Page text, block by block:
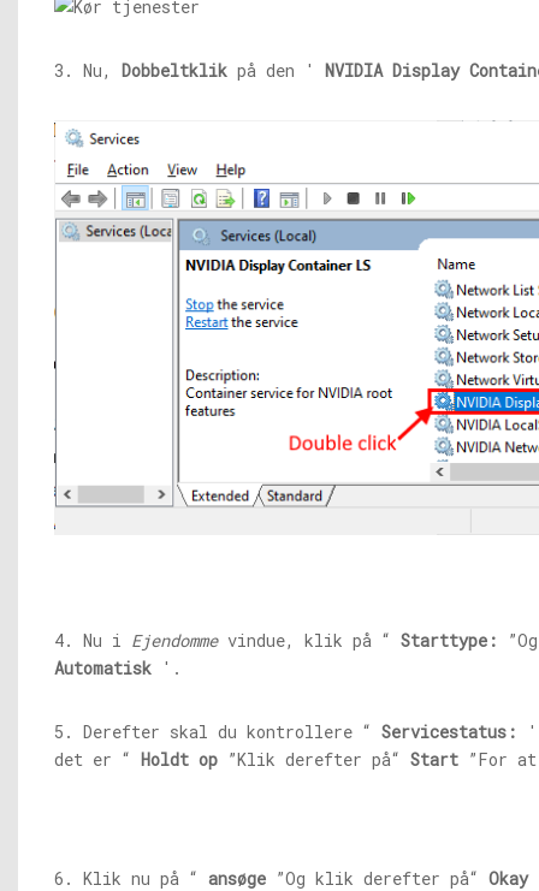
3. Nu, Dobbeltklik på den ' NVIDIA Display
4. Nu i Ejendommevindue, klik på “ Starttype:
Automatisk '.
5. Derefter skal du kontrollere “ Servicestatus:
'
det er “ Holdt op ”Klik derefter på“ Start ”For
6. Klik nu på “ ansøge ”Og klik derefter på“ Okay